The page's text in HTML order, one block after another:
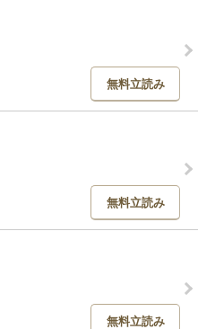
無料立読み
無料立読み
無料立読み